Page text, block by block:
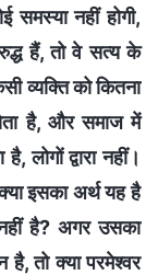
समस्या नहीं होगी,
हैं, तो वे सत्य के
व्यक्ति को कितना
है, और समाज में
लोगों द्वारा नहीं।
इसका अर्थ यह है
है? अगर उसका
है, तो क्या परमेश्वर